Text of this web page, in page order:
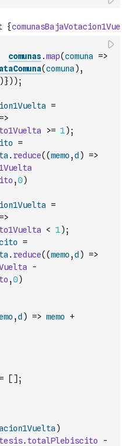
comunas.map(comuna
=>
(comuna ) ,
)}) ) ;
=
=>
>= 1) ;
=
. reduce( (memo ,d )
=>
,0)
=
=>
< 1) ;
=
. reduce( (memo ,d )
=>
-
,0)
,d ) => memo
+
= [ ] ;
)
. totalPlebiscito
-